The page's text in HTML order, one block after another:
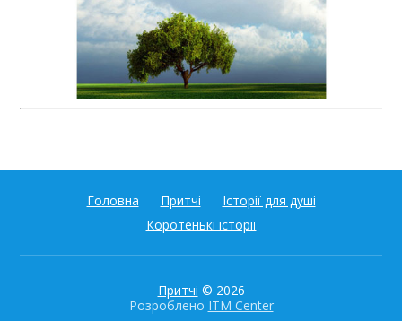
Головна Притчі
Історії для душі
Коротенькі історії
Притчі © 2026
Розроблено ITM Center